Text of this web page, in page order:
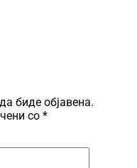
биде објавена.
со *